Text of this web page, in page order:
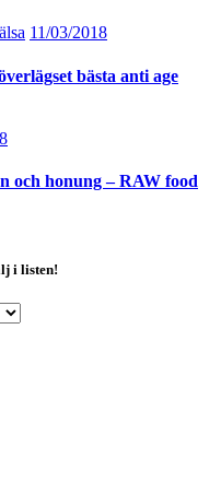
11/03/2018
bästa anti age
och honung – RAW food
i listen!